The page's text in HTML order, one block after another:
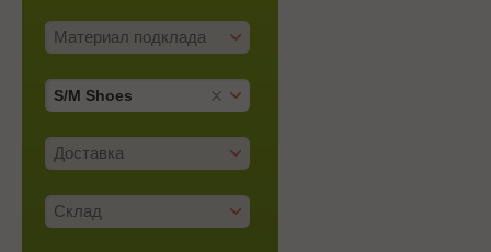
Материал подклада
S/­M Shoes
Доставка
Склад